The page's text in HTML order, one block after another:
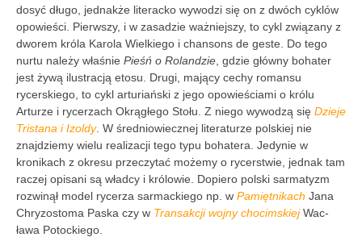
dosyć długo, jednakże literacko wywodzi się on z dwóch cyklów
opowieści. Pierwszy, i w zasadzie ważniejszy, to cykl związany z
dworem króla Karola Wielkiego i chansons de geste. Do tego
nurtu należy właśnie Pieśń o Rolandzie , gdzie główny bohater
jest żywą ilustracją etosu. Drugi, mający cechy romansu
rycerskiego, to cykl arturiański z jego opowieściami o królu
Arturze i rycerzach Okrągłego Stołu. Z niego wywodzą się Dzieje
Tristana i Izoldy. W średniowiecznej literaturze polskiej nie
znajdziemy wielu realizacji tego typu bohatera. Jedynie w
kronikach z okresu przeczytać możemy o rycerstwie, jednak tam
raczej opisani są władcy i królowie. Dopiero polski sarmatyzm
rozwinął model rycerza sarmackiego np. w Pamiętnikach Jana
Chryzostoma Paska czy w Transakcji wojny chocimskiejWac­
ława Potockiego.